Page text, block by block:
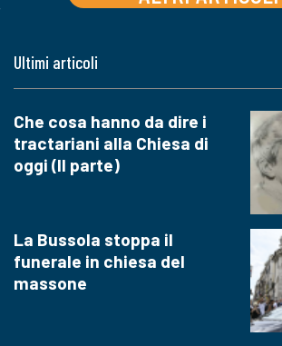
Ultimi articoli
Che cosa hanno da dire i
tractariani alla Chiesa di
oggi (II parte)
La Bussola stoppa il
funerale in chiesa del
massone